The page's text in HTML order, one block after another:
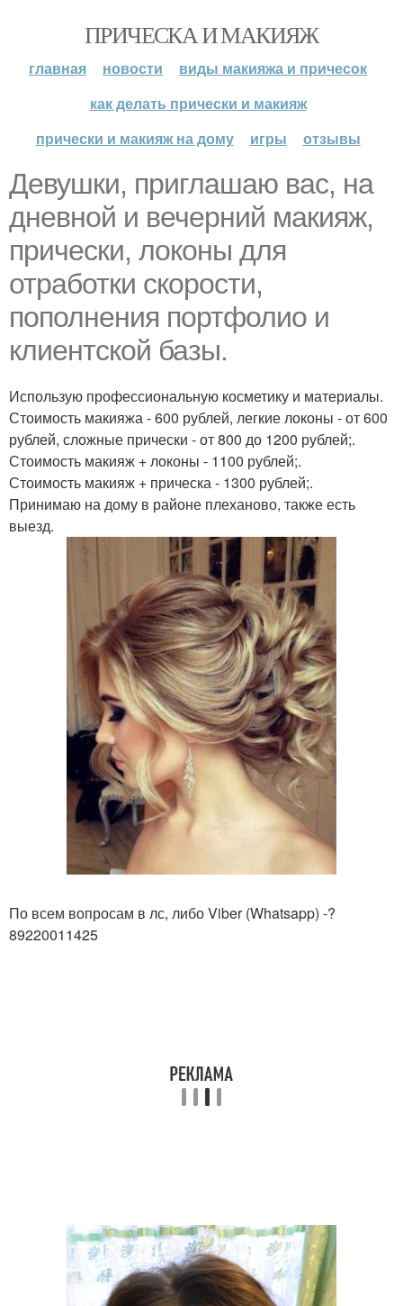
ПРИЧЕСКА И МАКИЯЖ
главная новости
виды макияжа и причесок
как делать прически и макияж
прически и макияж на дому
игры отзывы
Девушки, приглашаю вас, на
дневной и вечерний макияж,
прически, локоны для
отработки скорости,
пополнения портфолио и
клиентской базы.
Использую профессиональную косметику и материалы.
Стоимость макияжа - 600 рублей, легкие локоны - от 600
рублей, сложные прически - от 800 до 1200 рублей;.
Стоимость макияж + локоны - 1100 рублей;.
Стоимость макияж + прическа - 1300 рублей;.
Принимаю на дому в районе плеханово, также есть
выезд.
По всем вопросам в лс, либо Viber (Whatsapp) -?
89220011425